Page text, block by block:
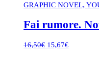
GRAPHIC NOVEL,
Fai rumore.
16,50€ Il15,67€Il